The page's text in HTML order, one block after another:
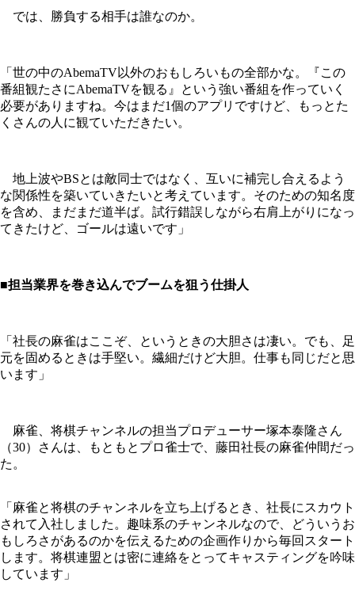
では、勝負する相手は誰なのか。
「世の中のAbemaTV以外のおもしろいもの全部かな。『この
番組観たさにAbemaTVを観る』という強い番組を作っていく
必要がありますね。今はまだ1個のアプリですけど、もっとた
くさんの人に観ていただきたい。
地上波やBSとは敵同士ではなく、互いに補完し合えるよう
な関係性を築いていきたいと考えています。そのための知名度
を含め、まだまだ道半ば。試行錯誤しながら右肩上がりになっ
てきたけど、ゴールは遠いです」
■担当業界を巻き込んでブームを狙う仕掛人
「社長の麻雀はここぞ、というときの大胆さは凄い。でも、足
元を固めるときは手堅い。繊細だけど大胆。仕事も同じだと思
います」
麻雀、将棋チャンネルの担当プロデューサー塚本泰隆さん
（30）さんは、もともとプロ雀士で、藤田社長の麻雀仲間だっ
た。
「麻雀と将棋のチャンネルを立ち上げるとき、社長にスカウト
されて入社しました。趣味系のチャンネルなので、どういうお
もしろさがあるのかを伝えるための企画作りから毎回スタート
します。将棋連盟とは密に連絡をとってキャスティングを吟味
しています」